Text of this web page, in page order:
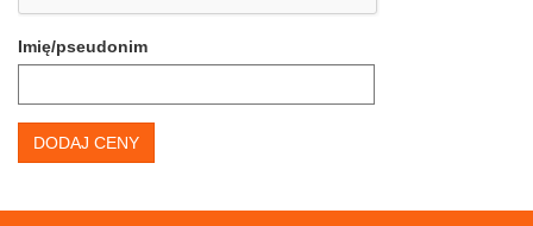
Imię/pseudonim
DODAJ CENY